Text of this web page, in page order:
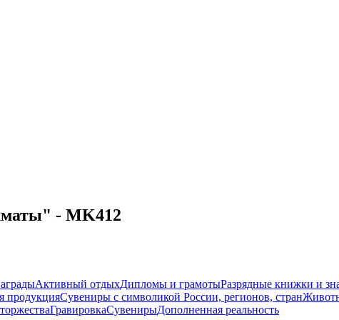
- MK412
Активный отдыхДипломы и грамотыРазрядные книжки и
продукцияСувениры с символикой России, регионов, стран
ГравировкаСувенирыДополненная реальность